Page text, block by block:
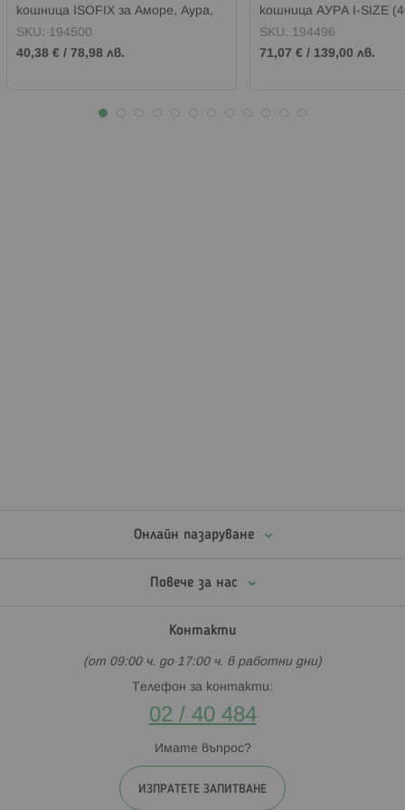
кошница ISOFIX за Аморе, Аура,
Виста, Марбея, Империум
SKU: 194500
40,38 € / 78,98 лв.
кошница АУРА I-SIZE
ТИРАМИСУ
SKU: 194496
71,07 € / 139,00 лв.
Онлайн пазаруване
Повече за нас
Контакти
(от 09:00 ч. до 17:00 ч. в работни дни)
Телефон за контакти:
02 / 40 484
Имате въпрос?
ИЗПРАТЕТЕ ЗАПИТВАНЕ